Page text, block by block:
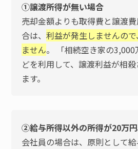
①譲渡所得が無い場合
売却金額よりも取得費と譲渡
合は、 利益が発生しませんの
ません。 「相続空き家の
どを利用して、譲渡利益が相
ます。
②給与所得以外の所得が20万
会社員の場合は、原則として